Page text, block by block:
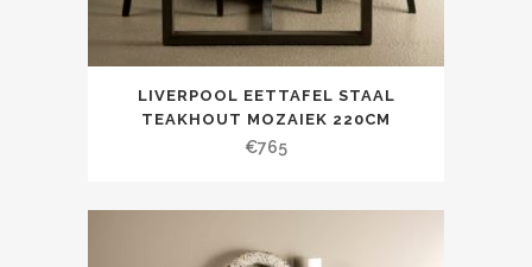
LIVERPOOL EETTAFEL STAAL
TEAKHOUT MOZAIEK 220CM
€765